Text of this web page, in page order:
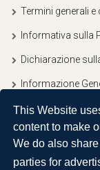
This Website
content to make
We do also
parties for
Termini generali
Informativa sulla
Dichiarazione
Informazione
Copyright ©